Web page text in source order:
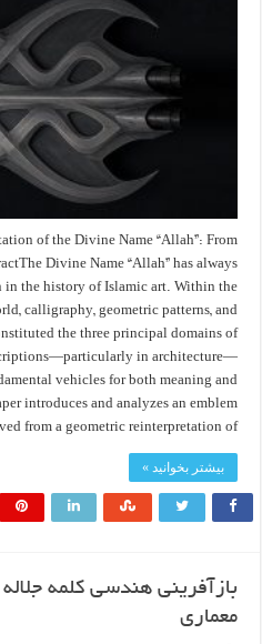
of the Divine Name “Allah”: From
Divine Name “Allah” has always
the history of Islamic art. Within the
calligraphy, geometric patterns, and
the three principal domains of
in architecture—
vehicles for both meaning and
introduces and analyzes an emblem
from a geometric reinterpretation of …
بیشتر بخوانید »
بازآفرینی هندسی کلمه
معماری